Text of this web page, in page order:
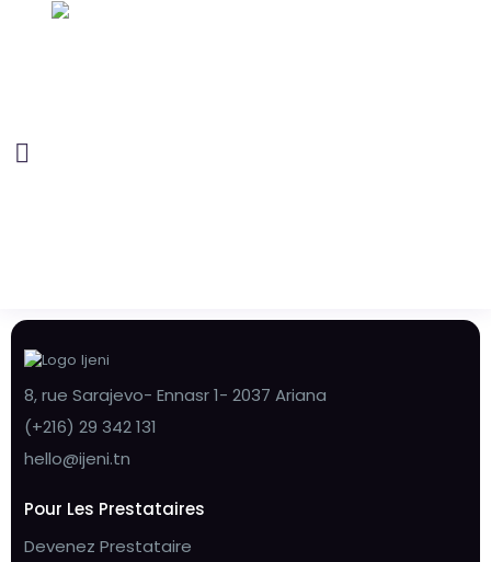
8, rue Sarajevo- Ennasr 1- 2037 Ariana
(+216) 29 342 131
hello@ijeni.tn
Pour Les Prestataires
Devenez Prestataire